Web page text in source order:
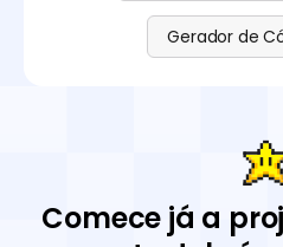
Gerador de
Comece já a